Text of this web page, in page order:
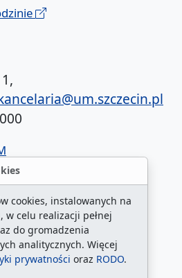
cookies, instalowanych na
w celu realizacji pełnej
do gromadzenia
analitycznych. Więcej
prywatności oraz RODO.
w ETR